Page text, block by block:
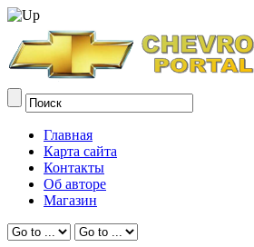
Главная
Карта сайта
Контакты
Об авторе
Магазин